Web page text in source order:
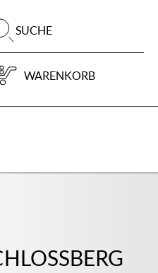
SUCHE
WARENKORB